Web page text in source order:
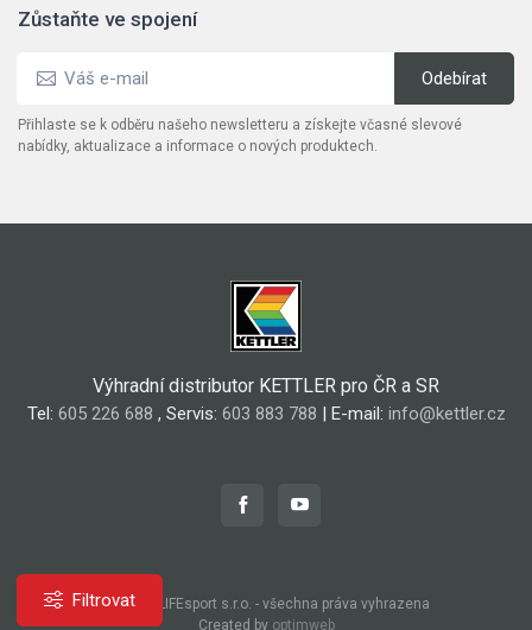
Filtrovat
Zůstaňte ve spojení
Přihlaste se k odběru našeho newsletteru a získejte včasné slevové
nabídky, aktualizace a informace o nových produktech.
Výhradní distributor KETTLER pro ČR a SR
Tel: 605 226 688 , Servis: 603 883 788 | E-mail: info@kettler.cz
© 2026, LIFEsport s.r.o. - všechna práva vyhrazena
Created by optimweb